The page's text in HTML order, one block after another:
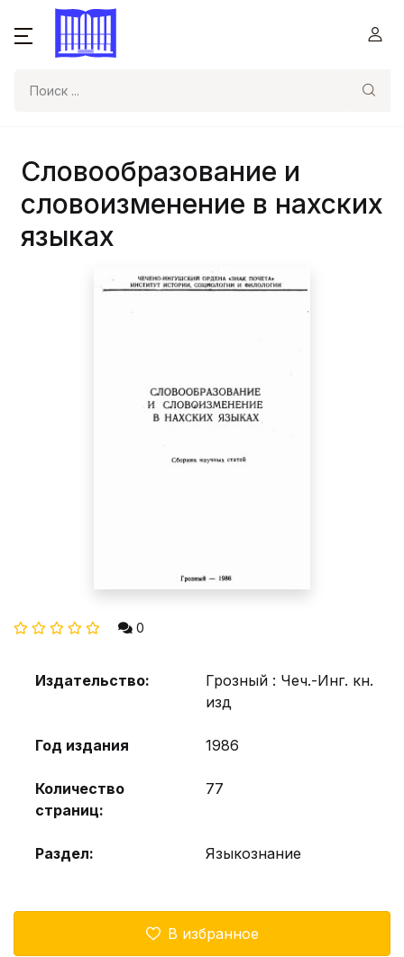
Словообразование и
словоизменение в нахских
языках
0
Издательство:
Грозный : Чеч.-Инг. кн.
изд
Год издания 1986
Количество
страниц:
77
Раздел: Языкознание
В избранное